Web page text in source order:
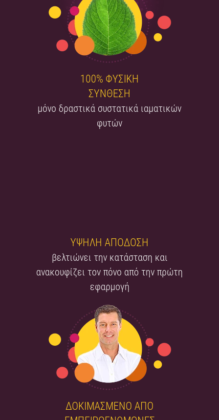
100% ΦΥΣΙΚΗ
ΣΥΝΘΕΣΗ
μόνο δραστικά συστατικά ιαματικών
φυτών
ΥΨΗΛΗ ΑΠΟΔΟΣΗ
βελτιώνει την κατάσταση και
ανακουφίζει τον πόνο από την πρώτη
εφαρμογή
ΔΟΚΙΜΑΣΜΕΝΟ ΑΠΟ